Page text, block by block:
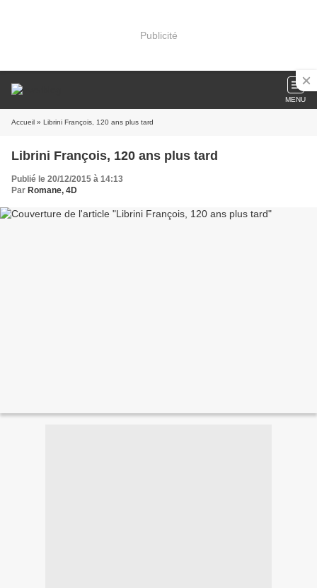
Publicité
MENU
Accueil » Librini François, 120 ans plus tard
Librini François, 120 ans plus tard
Publié le 20/12/2015 à 14:13
Par Romane, 4D